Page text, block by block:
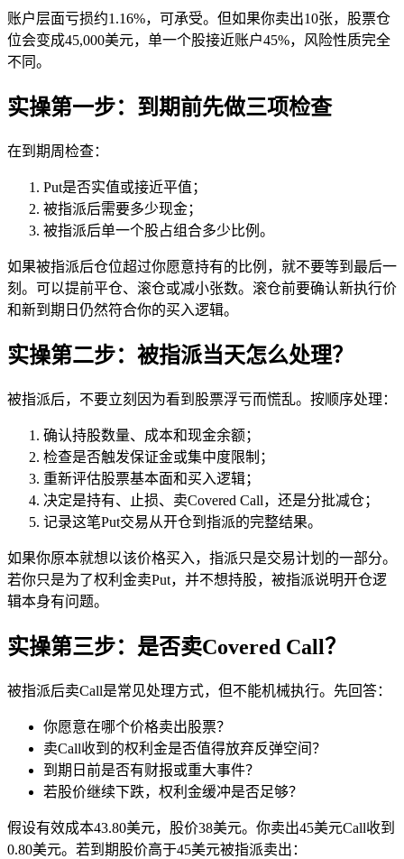
账户层面亏损约1.16%，可承受。但如果你卖出10张，股票仓
位会变成45,000美元，单一个股接近账户45%，风险性质完全
不同。
实操第一步：到期前先做三项检查
在到期周检查：
Put是否实值或接近平值；
被指派后需要多少现金；
被指派后单一个股占组合多少比例。
如果被指派后仓位超过你愿意持有的比例，就不要等到最后一
刻。可以提前平仓、滚仓或减小张数。滚仓前要确认新执行价
和新到期日仍然符合你的买入逻辑。
实操第二步：被指派当天怎么处理？
被指派后，不要立刻因为看到股票浮亏而慌乱。按顺序处理：
确认持股数量、成本和现金余额；
检查是否触发保证金或集中度限制；
重新评估股票基本面和买入逻辑；
决定是持有、止损、卖Covered Call，还是分批减仓；
记录这笔Put交易从开仓到指派的完整结果。
如果你原本就想以该价格买入，指派只是交易计划的一部分。
若你只是为了权利金卖Put，并不想持股，被指派说明开仓逻
辑本身有问题。
实操第三步：是否卖Covered Call？
被指派后卖Call是常见处理方式，但不能机械执行。先回答：
你愿意在哪个价格卖出股票？
卖Call收到的权利金是否值得放弃反弹空间？
到期日前是否有财报或重大事件？
若股价继续下跌，权利金缓冲是否足够？
假设有效成本43.80美元，股价38美元。你卖出45美元Call收到
0.80美元。若到期股价高于45美元被指派卖出：